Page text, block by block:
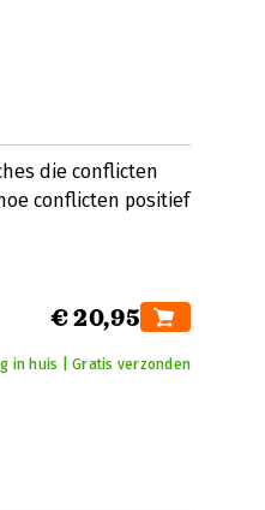
die conflicten
conflicten positief
€ 20,95
in huis | Gratis verzonden